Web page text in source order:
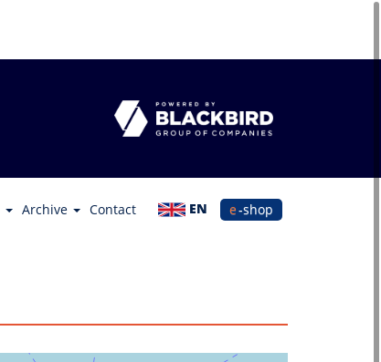
Archive Contact EN e-shop